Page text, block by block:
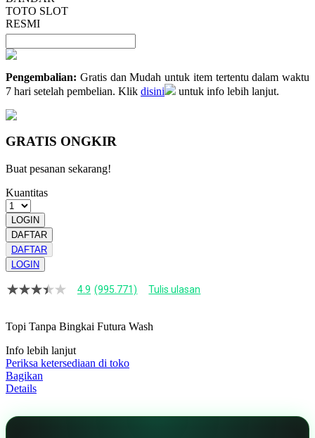
TOTO SLOT
RESMI
Pengembalian: Gratis dan Mudah untuk item tertentu dalam waktu
7 hari setelah pembelian. Klik disini untuk info lebih lanjut.
GRATIS ONGKIR
Buat pesanan sekarang!
Kuantitas
LOGIN
DAFTAR
DAFTAR
LOGIN
4.9
bintang,
rating
rata-
rata.
Read
13
Tautan
4.9 (995.771) Tulis ulasan
Topi Tanpa Bingkai Futura Wash
Info lebih lanjut
Periksa ketersediaan di toko
Bagikan
Details